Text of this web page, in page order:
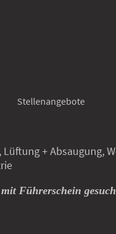
Stellenangebote
+ Absaugung,
Führerschein